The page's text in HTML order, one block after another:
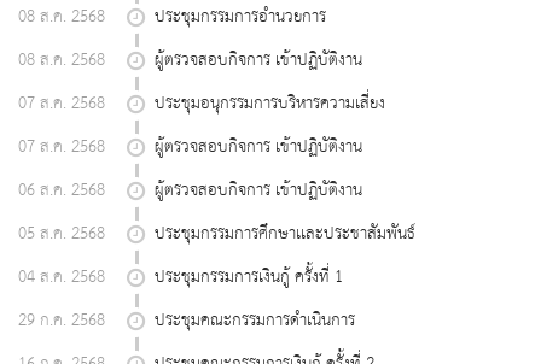
08 ส.ค. 2568
ประชุมกรรมการอำนวยการ
08 ส.ค. 2568
ผู้ตรวจสอบกิจการ เข้าปฏิบัติงาน
07 ส.ค. 2568
ประชุมอนุกรรมการบริหารความเสี่ยง
07 ส.ค. 2568
ผู้ตรวจสอบกิจการ เข้าปฏิบัติงาน
06 ส.ค. 2568
ผู้ตรวจสอบกิจการ เข้าปฏิบัติงาน
05 ส.ค. 2568
ประชุมกรรมการศึกษาเเละประชาสัมพันธ์
04 ส.ค. 2568
ประชุมกรรมการเงินกู้ ครั้งที่ 1
29 ก.ค. 2568
ประชุมคณะกรรมการดำเนินการ